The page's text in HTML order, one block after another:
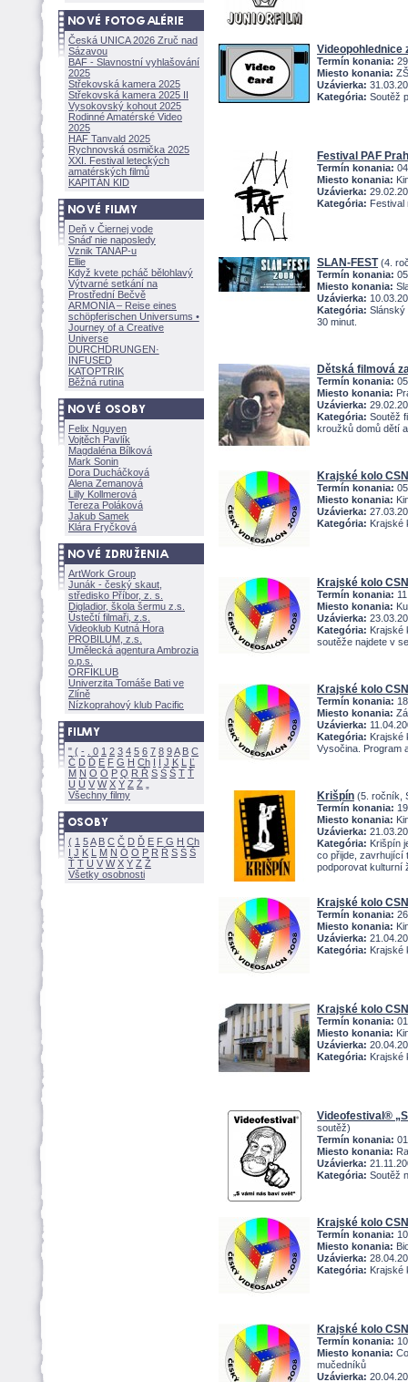
Česká UNICA 2026 Zruč nad
Sázavou
BAF - Slavnostní vyhlašování
2025
Střekovská kamera 2025
Střekovská kamera 2025 II
Vysokovský kohout 2025
Rodinné Amatérské Video
2025
HAF Tanvald 2025
Rychnovská osmička 2025
XXI. Festival leteckých
amatérských filmů
KAPITÁN KID
Deň v Čiernej vode
Snáď nie naposledy
Vznik TANAP-u
Ellie
Když kvete pcháč bělohlavý
Výtvarné setkání na
Prostřední Bečvě
ARMONÍA – Reise eines
schöpferischen Universums •
Journey of a Creative
Universe
DURCHDRUNGEN·
INFUSED
KATOPTRIK
Běžná rutina
Felix Nguyen
Vojtěch Pavlík
Magdaléna Bílkov
Mark Sonin
Dora Ducháčkov
Alena Zemanov
Lilly Kollmerov
Tereza Polákov
Jakub Samek
Klára Fryčkov
ArtWork Group
Junák - český skaut,
středisko Příbor, z. s.
Digladior, škola šermu z.s.
Ústečtí filmaři, z.s.
Videoklub Kutná Hora
PROBILUM, z.s.
Umělecká agentura Ambrozia
o.p.s.
ORFIKLUB
Univerzita Tomáše Bati ve
Zlíně
Nízkoprahový klub Pacific
" ( - 0 1 2 3 4 5 6 7 8 9A B C
Č D Ď E F G H Ch I Í J K L
Ľ
M N O Ó P Q R Ř S Ś T Ť
U Ú V W X Y Z
Všechny filmy
( 1 5A B C Č D Ď E F G H Ch
I J K L M N Ó O P R Ř S Ś
Ť T U V W X Y Z
Všetky osobnosti
Videopohlednice
Termín konania:
Miesto konania:
Uzávierka:
Kategória: Soutěž
Festival PAF
Termín konania:
Miesto konania:
Uzávierka:
Kategória: Festival
SLAN-FEST(4.
Termín konania:
Miesto konania:
Uzávierka:
Kategória: Slánský
30 minut.
Dětská filmová
Termín konania:
Miesto konania:
Uzávierka:
Kategória: Soutěž
kroužků domů dětí
Krajské kolo
Termín konania:
Miesto konania:
Uzávierka:
Kategória: Krajské
Krajské kolo
Termín konania:
Miesto konania:
Uzávierka:
Kategória: Krajské
soutěže najdete v
Krajské kolo
Termín konania:
Miesto konania:
Uzávierka:
Kategória: Krajské
Vysočina. Program
Krišpín (5. ročník,
Termín konania:
Miesto konania:
Uzávierka:
Kategória: Krišpín
co přijde, zavrhující
podporovat kulturní
Krajské kolo
Termín konania:
Miesto konania:
Uzávierka:
Kategória: Krajské
Krajské kolo
Termín konania:
Miesto konania:
Uzávierka:
Kategória: Krajské
Videofestival®
soutěž)
Termín konania:
Miesto konania:
Uzávierka:
Kategória: Soutěž
Krajské kolo
Termín konania:
Miesto konania:
Uzávierka:
Kategória: Krajské
Krajské kolo
Termín konania:
Miesto konania:
mučedníků
Uzávierka: